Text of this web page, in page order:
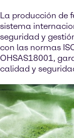
La producción de
sistema
seguridad y
con las normas
OHSAS18001,
calidad y